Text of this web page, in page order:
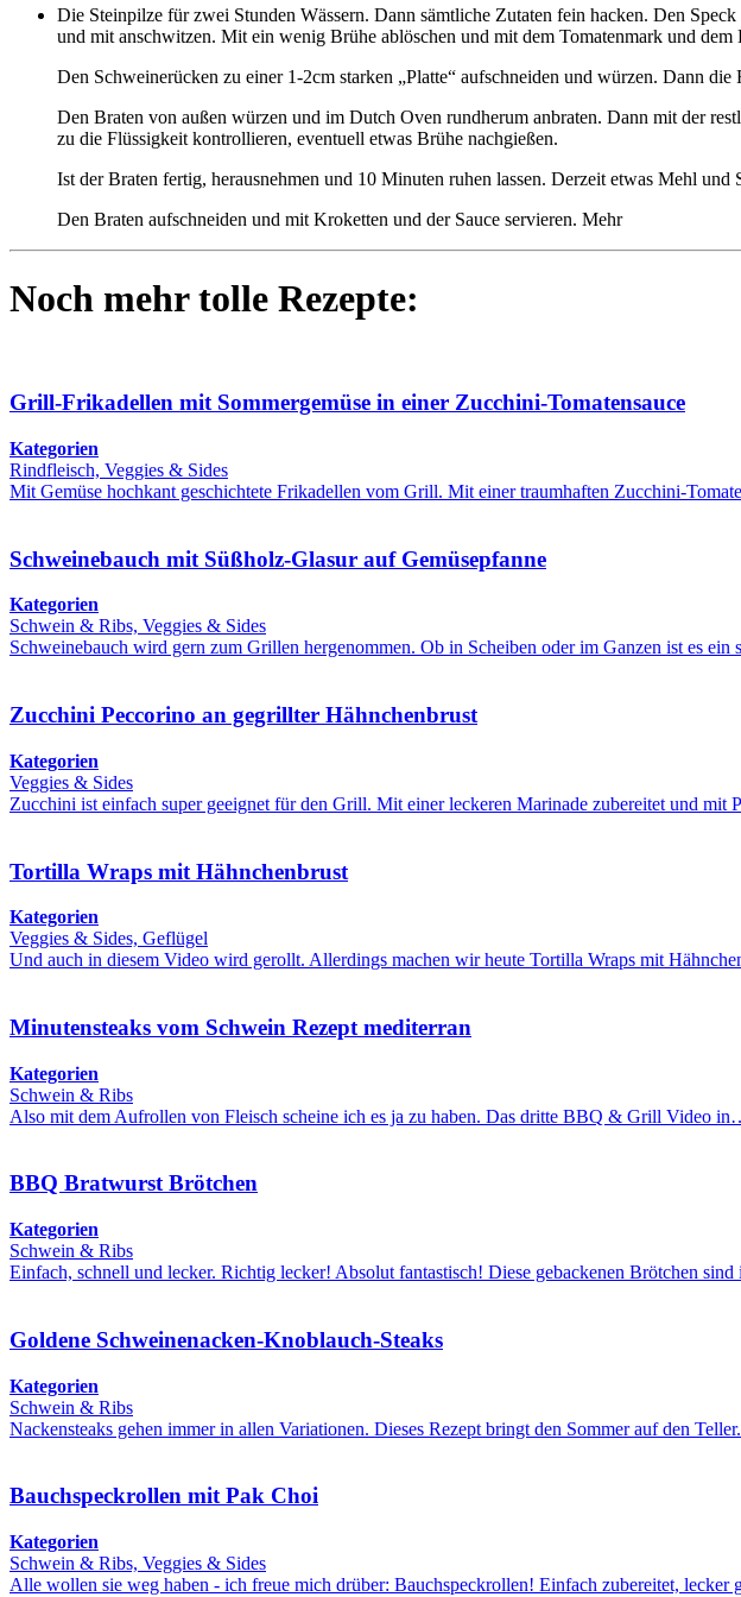
Die Steinpilze für zwei Stunden Wässern. Dann sämtliche Zutaten fein hacken. Den
und mit anschwitzen. Mit ein wenig Brühe ablöschen und mit dem Tomatenmark und
Den Schweinerücken zu einer 1-2cm starken „Platte“ aufschneiden und würzen. Dann
Den Braten von außen würzen und im Dutch Oven rundherum anbraten. Dann mit der
zu die Flüssigkeit kontrollieren, eventuell etwas Brühe nachgießen.
Ist der Braten fertig, herausnehmen und 10 Minuten ruhen lassen. Derzeit etwas Mehl
Den Braten aufschneiden und mit Kroketten und der Sauce servieren. Mehr
Noch mehr tolle Rezepte:
Grill-Frikadellen mit Sommergemüse in einer Zucchini-Tomatensauce
Kategorien
Rindfleisch, Veggies & Sides
Mit Gemüse hochkant geschichtete Frikadellen vom Grill. Mit einer traumhaften Zucchini-
Schweinebauch mit Süßholz-Glasur auf Gemüsepfanne
Kategorien
Schwein & Ribs, Veggies & Sides
Schweinebauch wird gern zum Grillen hergenommen. Ob in Scheiben oder im Ganzen ist es ein
Zucchini Peccorino an gegrillter Hähnchenbrust
Kategorien
Veggies & Sides
Zucchini ist einfach super geeignet für den Grill. Mit einer leckeren Marinade zubereitet und mit
Tortilla Wraps mit Hähnchenbrust
Kategorien
Veggies & Sides, Geflügel
Und auch in diesem Video wird gerollt. Allerdings machen wir heute Tortilla Wraps mit
Minutensteaks vom Schwein Rezept mediterran
Kategorien
Schwein & Ribs
Also mit dem Aufrollen von Fleisch scheine ich es ja zu haben. Das dritte BBQ & Grill Video
BBQ Bratwurst Brötchen
Kategorien
Schwein & Ribs
Einfach, schnell und lecker. Richtig lecker! Absolut fantastisch! Diese gebackenen Brötchen
Goldene Schweinenacken-Knoblauch-Steaks
Kategorien
Schwein & Ribs
Nackensteaks gehen immer in allen Variationen. Dieses Rezept bringt den Sommer auf den
Bauchspeckrollen mit Pak Choi
Kategorien
Schwein & Ribs, Veggies & Sides
Alle wollen sie weg haben - ich freue mich drüber: Bauchspeckrollen! Einfach zubereitet,